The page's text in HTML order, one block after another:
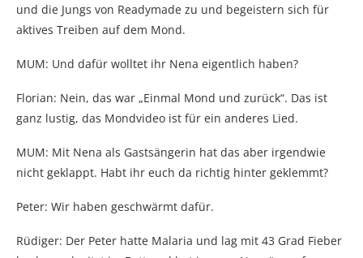
und die Jungs von Readymade zu und begeistern sich für
aktives Treiben auf dem Mond.
MUM: Und dafür wolltet ihr Nena eigentlich haben?
Florian: Nein, das war „Einmal Mond und zurück“. Das ist
ganz lustig, das Mondvideo ist für ein anderes Lied.
MUM: Mit Nena als Gastsängerin hat das aber irgendwie
nicht geklappt. Habt ihr euch da richtig hinter geklemmt?
Peter: Wir haben geschwärmt dafür.
Rüdiger: Der Peter hatte Malaria und lag mit 43 Grad Fieber